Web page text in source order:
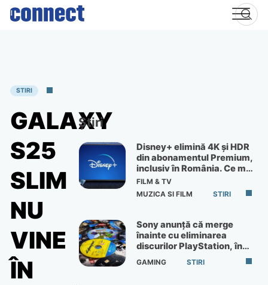
Skip
STIRI
GALAXY
S25
SLIM
NU
VINE
ÎN
Știri
Disney+ elimină 4K și HDR
din abonamentul Premium,
inclusiv în România. Ce mai
primești de 60 lei pe lună
FILM & TV
MUZICA SI FILM
STIRI
Sony anunță că merge
înainte cu eliminarea
discurilor PlayStation, în
ciuda protestelor
GAMING STIRI